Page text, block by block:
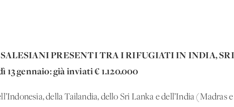
PRESENTI TRA I RIFUGIATI IN INDIA,
13 gennaio: già inviati €1.120.000
della Tailandia, dello Sri Lanka e dell’India